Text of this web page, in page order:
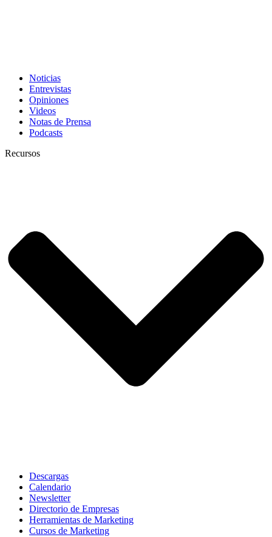
Noticias
Entrevistas
Opiniones
Videos
Notas de Prensa
Podcasts
Recursos
Descargas
Calendario
Newsletter
Directorio de Empresas
Herramientas de Marketing
Cursos de Marketing